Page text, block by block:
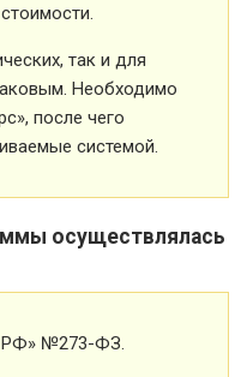
так и для
Необходимо
после чего
системой.
осуществлялась
РФ» №273-ФЗ.